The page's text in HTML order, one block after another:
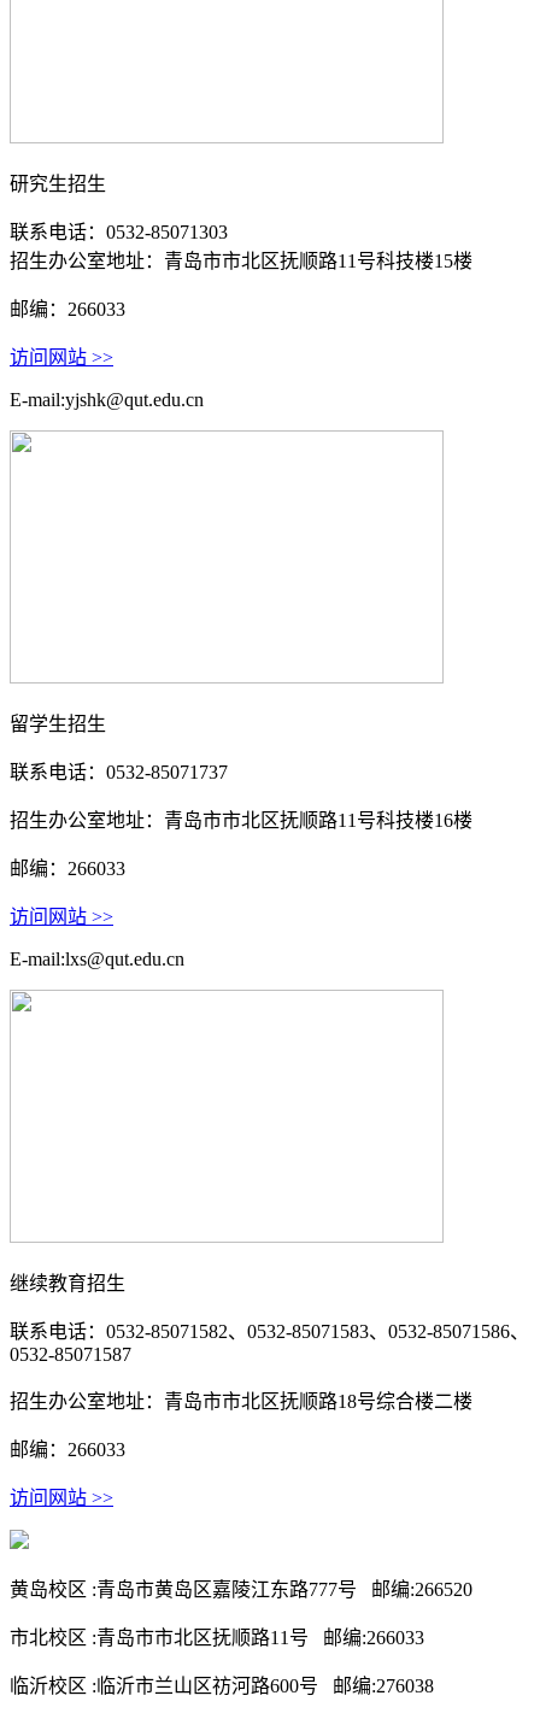
研究生招生
联系电话：0532-85071303
招生办公室地址：青岛市市北区抚顺路11号科技楼15楼
邮编：266033
访问网站 >>
E-mail:yjshk@qut.edu.cn
留学生招生
联系电话：0532-85071737
招生办公室地址：青岛市市北区抚顺路11号科技楼16楼
邮编：266033
访问网站 >>
E-mail:lxs@qut.edu.cn
继续教育招生
联系电话：0532-85071582、0532-85071583、0532-85071586、
0532-85071587
招生办公室地址：青岛市市北区抚顺路18号综合楼二楼
邮编：266033
访问网站 >>
黄岛校区 :青岛市黄岛区嘉陵江东路777号 邮编:266520
市北校区 :青岛市市北区抚顺路11号 邮编:266033
临沂校区 :临沂市兰山区祊河路600号 邮编:276038